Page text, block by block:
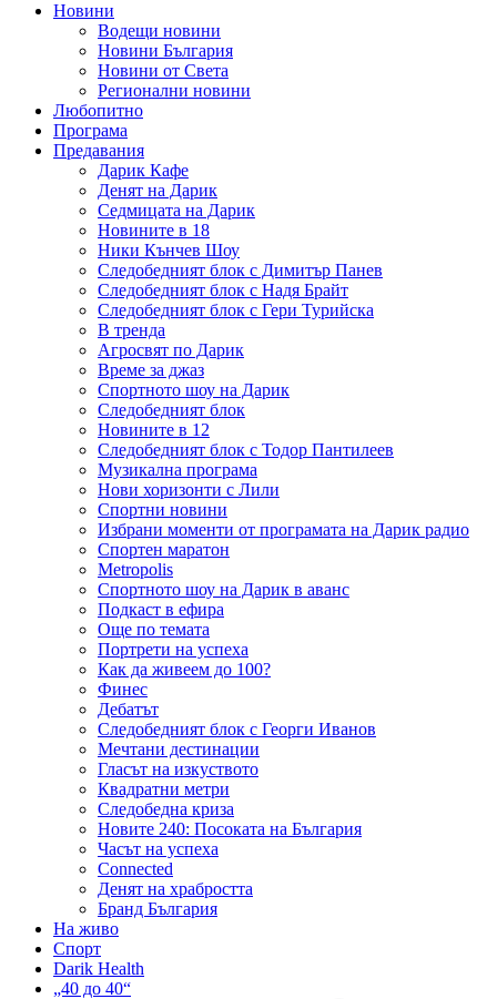
Новини
Водещи новини
Новини България
Новини от Света
Регионални новини
Любопитно
Програма
Предавания
Дарик Кафе
Денят на Дарик
Седмицата на Дарик
Новините в 18
Ники Кънчев Шоу
Следобедният блок с Димитър Панев
Следобедният блок с Надя Брайт
Следобедният блок с Гери Турийска
В тренда
Агросвят по Дарик
Време за джаз
Спортното шоу на Дарик
Следобедният блок
Новините в 12
Следобедният блок с Тодор Пантилеев
Музикална програма
Нови хоризонти с Лили
Спортни новини
Избрани моменти от програмата на Дарик радио
Спортен маратон
Metropolis
Спортното шоу на Дарик в аванс
Подкаст в ефира
Още по темата
Портрети на успеха
Как да живеем до 100?
Финес
Дебатът
Следобедният блок с Георги Иванов
Мечтани дестинации
Гласът на изкуството
Квадратни метри
Следобедна криза
Новите 240: Посоката на България
Часът на успеха
Connected
Денят на храбростта
Бранд България
На живо
Спорт
Darik Health
„40 до 40“